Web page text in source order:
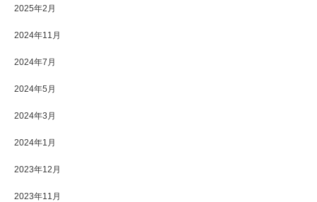
2025年2月
2024年11月
2024年7月
2024年5月
2024年3月
2024年1月
2023年12月
2023年11月